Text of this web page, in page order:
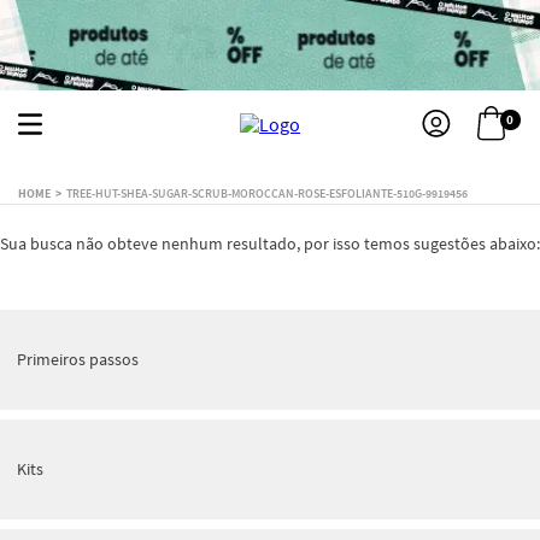
0
TREE-HUT-SHEA-SUGAR-SCRUB-MOROCCAN-ROSE-ESFOLIANTE-510G-9919456
Sua busca não obteve nenhum resultado, por isso temos sugestões abaixo:
Primeiros passos
Kits